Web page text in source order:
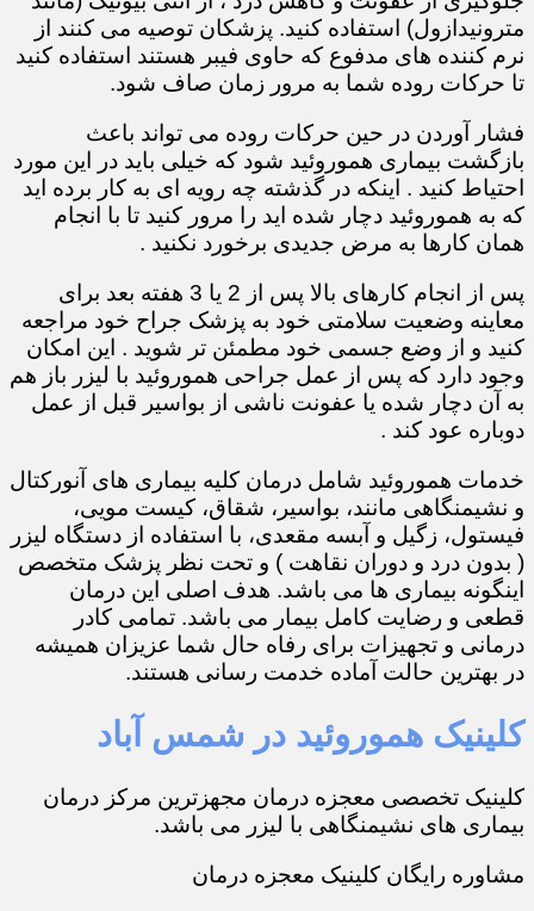
مترونیدازول) استفاده کنید. پزشکان توصیه می کنند از
نرم کننده های مدفوع که حاوی فیبر هستند استفاده کنید
تا حرکات روده شما به مرور زمان صاف شود.
فشار آوردن در حین حرکات روده می تواند باعث
بازگشت بیماری هموروئید شود که خیلی باید در این مورد
احتیاط کنید . اینکه در گذشته چه رویه ای به کار برده اید
که به هموروئید دچار شده اید را مرور کنید تا با انجام
همان کارها به مرض جدیدی برخورد نکنید .
پس از انجام کارهای بالا پس از 2 یا 3 هفته بعد برای
معاینه وضعیت سلامتی خود به پزشک جراح خود مراجعه
کنید و از وضع جسمی خود مطمئن تر شوید . این امکان
وجود دارد که پس از عمل جراحی هموروئید با لیزر باز هم
به آن دچار شده یا عفونت ناشی از بواسیر قبل از عمل
دوباره عود کند .
خدمات هموروئید شامل درمان کلیه بیماری های آنورکتال
و نشیمنگاهی مانند، بواسیر، شقاق، کیست مویی،
فیستول، زگیل و آبسه مقعدی، با استفاده از دستگاه لیزر
( بدون درد و دوران نقاهت ) و تحت نظر پزشک متخصص
اینگونه بیماری ها می باشد. هدف اصلی این درمان
قطعی و رضایت کامل بیمار می باشد. تمامی کادر
درمانی و تجهیزات برای رفاه حال شما عزیزان همیشه
در بهترین حالت آماده خدمت رسانی هستند.
کلینیک هموروئید در شمس آباد
کلینیک تخصصی معجزه درمان مجهزترین مرکز درمان
بیماری های نشیمنگاهی با لیزر می باشد.
مشاوره رایگان کلینیک معجزه درمان